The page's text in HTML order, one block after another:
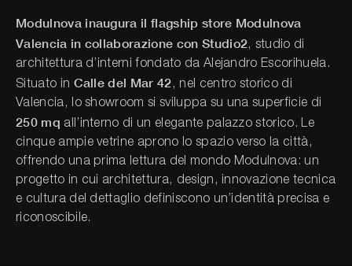
Modulnova inaugura il flagship store Modulnova
Valencia in collaborazione con Studio2, studio di
architettura d’interni fondato da Alejandro Escorihuela.
Situato in Calle del Mar 42 , nel centro storico di
Valencia, lo showroom si sviluppa su una superficie di
250 mq all’interno di un elegante palazzo storico. Le
cinque ampie vetrine aprono lo spazio verso la città,
offrendo una prima lettura del mondo Modulnova: un
progetto in cui architettura, design, innovazione tecnica
e cultura del dettaglio definiscono un’identità precisa e
riconoscibile.